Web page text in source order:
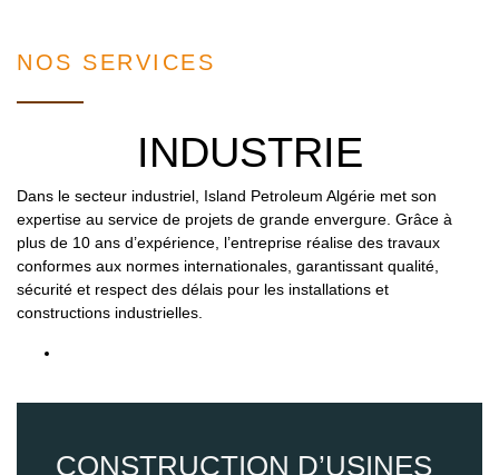
NOS SERVICES
INDUSTRIE
Dans le secteur industriel, Island Petroleum Algérie met son
expertise au service de projets de grande envergure. Grâce à
plus de 10 ans d’expérience, l’entreprise réalise des travaux
conformes aux normes internationales, garantissant qualité,
sécurité et respect des délais pour les installations et
constructions industrielles.
CONSTRUCTION D’USINES